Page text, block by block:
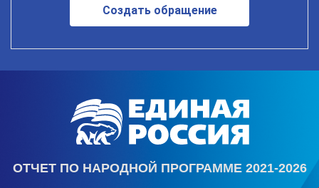
Создать обращение
ОТЧЕТ ПО НАРОДНОЙ ПРОГРАММЕ 2021-2026